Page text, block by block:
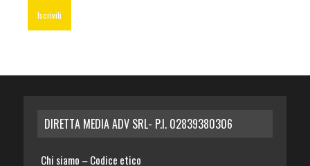
DIRETTA MEDIA ADV SRL- P.I. 02839380306
Chi siamo – Codice etico